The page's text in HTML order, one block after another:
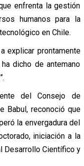
enfrenta la gestión
humanos para la
en Chile.
explicar prontamente
dicho de antemano
del Consejo de
Babul, reconoció que
la envergadura del
iniciación a la
Desarrollo Científico y